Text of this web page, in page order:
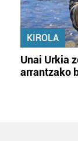
KIROLA
Unai Urkia
arrantzako